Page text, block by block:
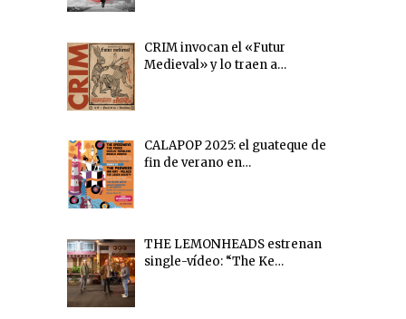
CRIM invocan el «Futur
Medieval» y lo traen a…
CALAPOP 2025: el guateque de
fin de verano en…
THE LEMONHEADS estrenan
single-vídeo: “The Ke…